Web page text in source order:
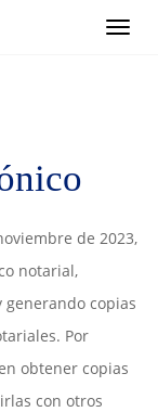
Menú
de 2023,
notarial,
copias
Por
obtener copias
con otros